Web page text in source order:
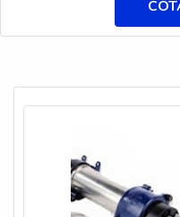
e atendimento a
ACOPLAMENTO
Acoplamentos c...